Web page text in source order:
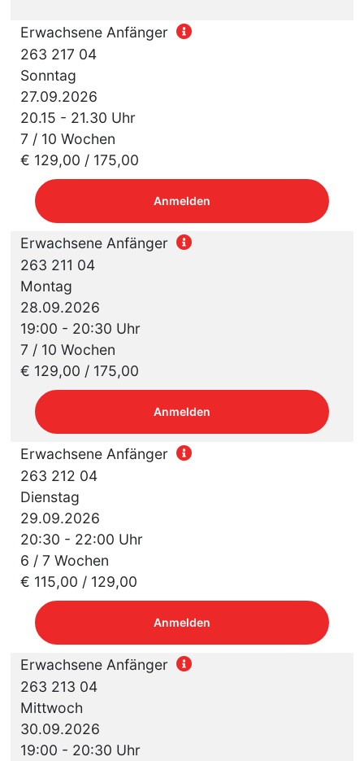
Erwachsene Anfänger
263 217 04
Sonntag
27.09.2026
20.15 - 21.30 Uhr
7 / 10 Wochen
€ 129,00 / 175,00
Anmelden
Erwachsene Anfänger
263 211 04
Montag
28.09.2026
19:00 - 20:30 Uhr
7 / 10 Wochen
€ 129,00 / 175,00
Anmelden
Erwachsene Anfänger
263 212 04
Dienstag
29.09.2026
20:30 - 22:00 Uhr
6 / 7 Wochen
€ 115,00 / 129,00
Anmelden
Erwachsene Anfänger
263 213 04
Mittwoch
30.09.2026
19:00 - 20:30 Uhr